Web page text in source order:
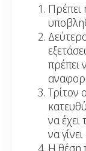
Πρέπει
πρέπει
Τρίτον
να έχει
να
Η θέση